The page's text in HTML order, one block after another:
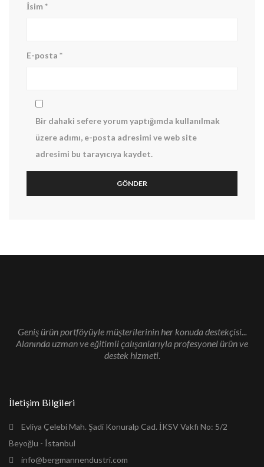
İsim*
E-posta *
Bir dahaki sefere yorum yaptığımda kullanılmak
üzere adımı, e-posta adresimi ve web site
adresimi bu tarayıcıya kaydet.
Geniş ürün portföyüyle müşterilerinin her konuda destekçisi...
Alanında uzman ve eğitimli çalışanlarıyla profesyonel ürün ve
destek hizmeti.
İletişim Bilgileri
Evliya Çelebi Mah. Şadi Konuralp Cad. İKSV Vakfı No: 5/2
Beyoğlu - İstanbul
info@bergmannendustri.com